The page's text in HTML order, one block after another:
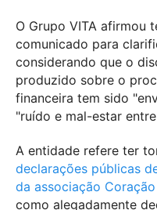
O Grupo VITA afirmou
comunicado para
considerando que o
produzido sobre o
financeira tem sido
"ruído e mal-estar
A entidade refere ter
declarações públicas
da associação
como alegadamente